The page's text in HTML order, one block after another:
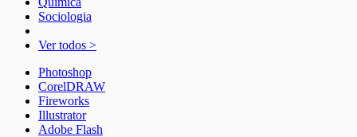
Sociologia
Ver todos >
Photoshop
CorelDRAW
Fireworks
Illustrator
Adobe Flash